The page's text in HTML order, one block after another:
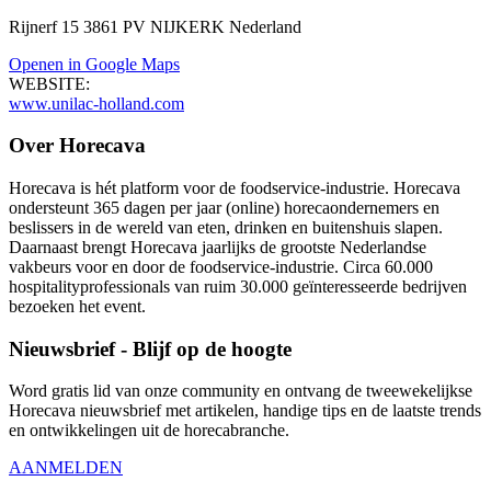
Rijnerf 15 3861 PV NIJKERK Nederland
Openen in Google Maps
WEBSITE:
www.unilac-holland.com
Over Horecava
Horecava is hét platform voor de foodservice-industrie. Horecava
ondersteunt 365 dagen per jaar (online) horecaondernemers en
beslissers in de wereld van eten, drinken en buitenshuis slapen.
Daarnaast brengt Horecava jaarlijks de grootste Nederlandse
vakbeurs voor en door de foodservice-industrie. Circa 60.000
hospitalityprofessionals van ruim 30.000 geïnteresseerde bedrijven
bezoeken het event.
Nieuwsbrief - Blijf op de hoogte
Word gratis lid van onze community en ontvang de tweewekelijkse
Horecava nieuwsbrief met artikelen, handige tips en de laatste trends
en ontwikkelingen uit de horecabranche.
AANMELDEN